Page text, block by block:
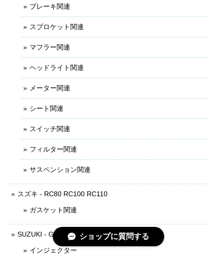
ブレーキ関連
スプロケット関連
マフラー関連
ヘッドライト関連
メーター関連
シート関連
スイッチ関連
フィルター関連
サスペンション関連
スズキ - RC80 RC100 RC110
ガスケット関連
SUZUKI - GSX-150
インジェクター
ショップに質問する